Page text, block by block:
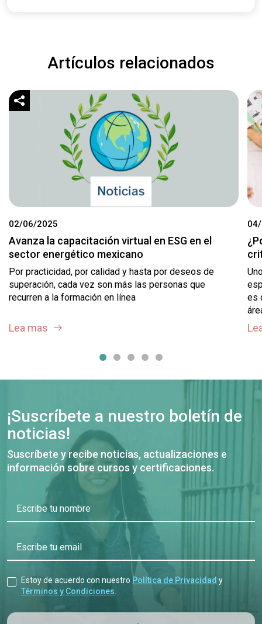
Artículos relacionados
02/06/2025
Avanza la capacitación virtual en ESG en el
sector energético mexicano
Por practicidad, por calidad y hasta por deseos de
superación, cada vez son más las personas que
recurren a la formación en línea
Lea mas
es
¡Suscríbete a nuestro boletín de
noticias!
Suscríbete y recibe noticias, actualizaciones e
información sobre cursos y certificaciones.
Escribe tu nombre
Escribe tu email
Estoy de acuerdo con nuestro Política de Privacidad y
Términos y Condiciones